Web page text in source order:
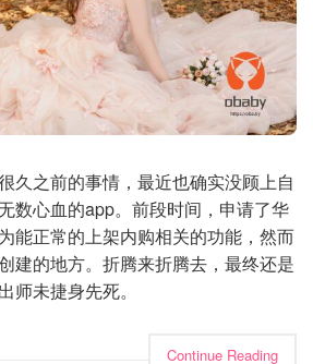
久之前的事情，最近也确实没顾上自
数心血的app。前段时间，申请了华
能正常的上架内购相关的功能，然而
建的地方。折腾来折腾去，最终还是
师未捷身先死。
Continue Reading